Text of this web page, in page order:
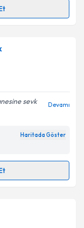
ilişkinAydınlatma
takvimi talebi
almanız için bir
Aydınlatma
belirtilen
sevk
Devamı
Haritada Göster
takvimi talebi
almanız için bir